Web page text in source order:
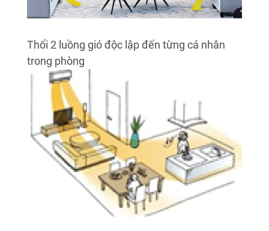
Thổi 2 luồng gió độc lập đến từng cá nhân
trong phòng